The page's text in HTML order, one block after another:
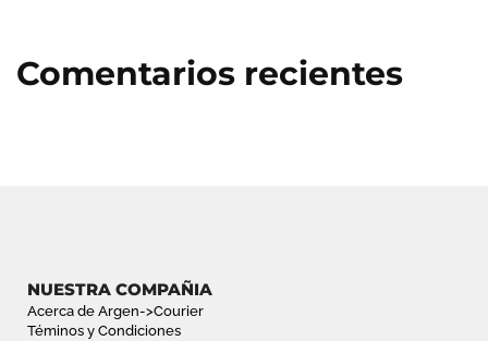
Comentarios recientes
NUESTRA COMPAÑIA
Acerca de Argen->Courier
Téminos y Condiciones